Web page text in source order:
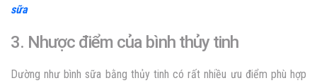
sữa
3. Nhược điểm của bình thủy tinh
Dường nhưbình sữa bằng thủy tinh có rất nhiều ưu điểm phù hợp